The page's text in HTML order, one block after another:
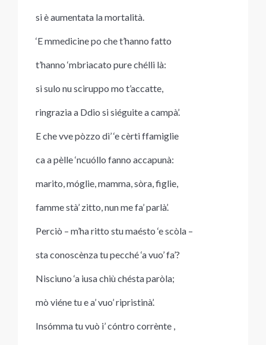
si è aumentata la mortalità.
‘E mmedicine po che t’hanno fatto
t’hanno ‘mbriacato pure chélli là:
si sulo nu sciruppo mo t’accatte,
ringrazia a Ddio si siéguite a campà’.
E che vve pòzzo dì’ ‘e cèrti ffamiglie
ca a pèlle ‘ncuóllo fanno accapunà:
marito, móglie, mamma, sòra, figlie,
famme stà’ zitto, nun me fa’ parlà’.
Perciò – m’ha ritto stu maésto ‘e scòla –
sta conoscènza tu pecché ‘a vuo’ fa’?
Nisciuno ‘a iusa chiù chésta paròla;
mò viéne tu e a’ vuo’ ripristinà’.
Insómma tu vuò i’ cóntro corrènte ,